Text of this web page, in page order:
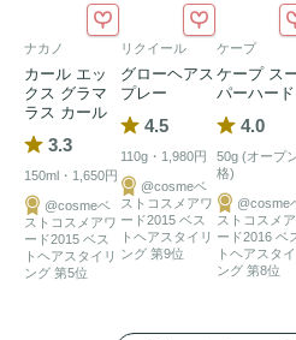
ナカノ
カール エッ
クス グラマ
ラス カール
3.3
150ml・1,650円
@cosmeベ
ストコスメアワ
ード2015 ベス
トヘアスタイリ
ング 第5位
リクイール
グローヘアス
プレー
4.5
110g・1,980円
@cosmeベ
ストコスメアワ
ード2015 ベス
トヘアスタイリ
ング 第9位
ケープ
ケープ ス
パーハード
4.0
50g (オープ
格)
@cosme
ストコスメ
ード2016 ベ
トヘアスタイ
ング 第8位